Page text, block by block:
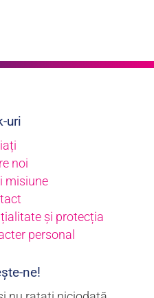
uri
noi
misiune
și protecția
personal
ne!